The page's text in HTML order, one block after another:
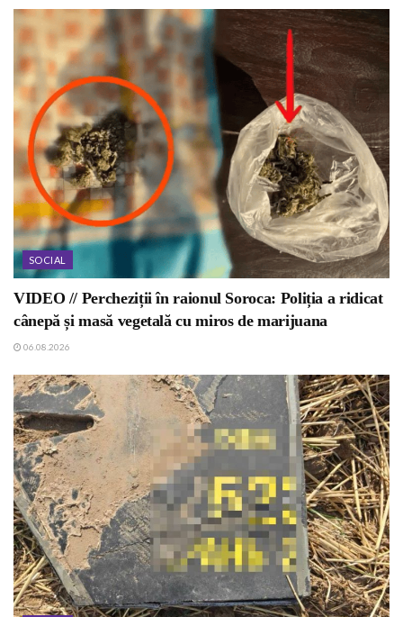
SOCIAL
VIDEO // Percheziții în raionul Soroca: Poliția a ridicat
cânepă și masă vegetală cu miros de marijuana
06.08.2026